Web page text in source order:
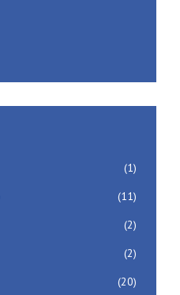
(1)
(11)
(2)
(2)
(20)